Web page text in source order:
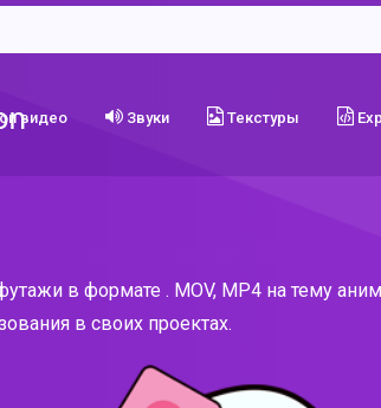
видео Звуки Текстуры
в формате . MOV, MP4 на тему
в своих проектах.